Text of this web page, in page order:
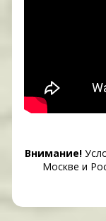
Внимание!
Москве и